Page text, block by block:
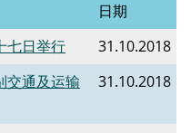
日期
七日举行
31.10.2018
交通及运输
31.10.2018